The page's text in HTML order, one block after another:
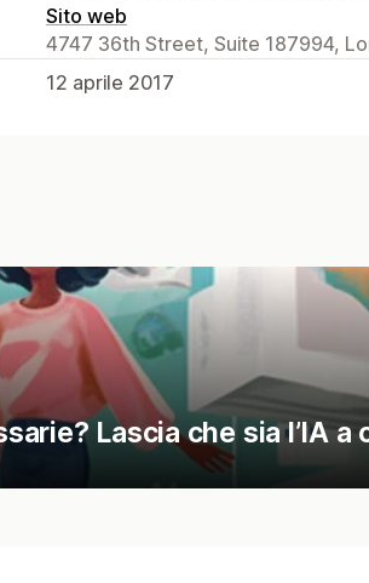
Sito web
4747 36th Street, Suite 187994,
12 aprile 2017
Lascia che sia l’IA a